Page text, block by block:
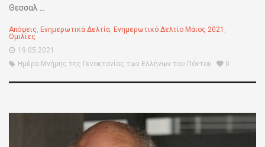
Θεσσαλ ...
Απόψεις, Ενημερωτικά Δελτία, Ενημερωτικό Δελτίο Μάιος 2021 ,
Ομιλίες
19.05.2021
Ημέρα Μνήμης της Γενοκτονίας των Ελλήνων του Πόντου
0